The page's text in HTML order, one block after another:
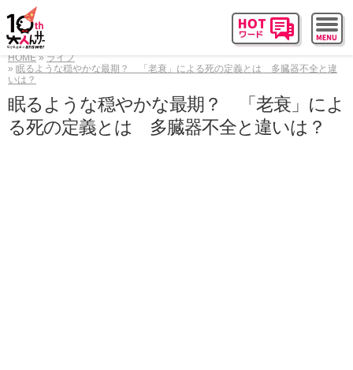
HOME
ライフ
眠るような穏やかな最期？ 「老衰」による死の定義とは 多臓器不全と違
いは？
眠るような穏やかな最期？ 「老衰」によ
る死の定義とは 多臓器不全と違いは？